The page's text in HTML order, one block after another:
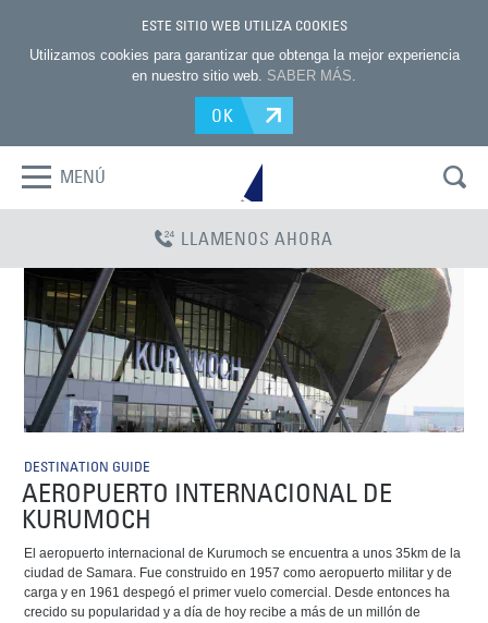
ESTE SITIO WEB UTILIZA COOKIES
Utilizamos cookies para garantizar que obtenga la mejor experiencia
en nuestro sitio web. SABER MÁS.
OK
MENÚ
LLAMENOS AHORA
DESTINATION GUIDE
AEROPUERTO INTERNACIONAL DE
KURUMOCH
El aeropuerto internacional de Kurumoch se encuentra a unos 35km de la
ciudad de Samara. Fue construido en 1957 como aeropuerto militar y de
carga y en 1961 despegó el primer vuelo comercial. Desde entonces ha
crecido su popularidad y a día de hoy recibe a más de un millón de